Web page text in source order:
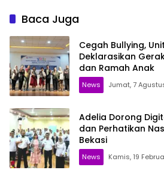
Baca Juga
Cegah Bullying,
Deklarasikan
dan Ramah Anak
News Jumat, 7
Adelia Dorong
dan Perhatikan
Bekasi
News Kamis, 19